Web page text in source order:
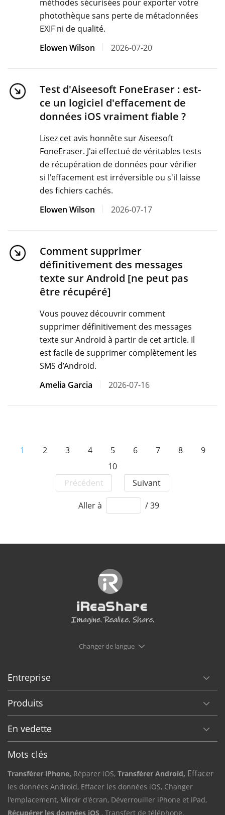
méthodes sécurisées pour exporter votre
photothèque sans perte de métadonnées
EXIF ​​ni de qualité.
Elowen Wilson
2026-07-20
Test d'Aiseesoft FoneEraser : est-
ce un logiciel d'effacement de
données iOS vraiment fiable ?
Lisez cet avis honnête sur Aiseesoft
FoneEraser. J'ai effectué de véritables tests
de récupération de données pour vérifier
si l'effacement est irréversible ou s'il laisse
des fichiers cachés.
Elowen Wilson
2026-07-17
Comment supprimer
définitivement des messages
texte sur Android [ne peut pas
être récupéré]
Vous pouvez découvrir comment
supprimer définitivement des messages
texte sur Android à partir de cet article. Il
est facile de supprimer complètement les
SMS d’Android.
Amelia Garcia
2026-07-16
Précédent
1 2 3 4 5 6 7 8
9
10
Suivant
Aller à / 39
Changer de langue
Entreprise
Produits
En vedette
Mots clés
Transférer iPhone, Réparer iOS, Transférer Android, Effacer
les données Android, Effacer les données iOS, Changer
l'emplacement, Miroir d'écran, Déverrouiller iPhone et iPad,
Récupérer les données iOS , Transfert de téléphone,